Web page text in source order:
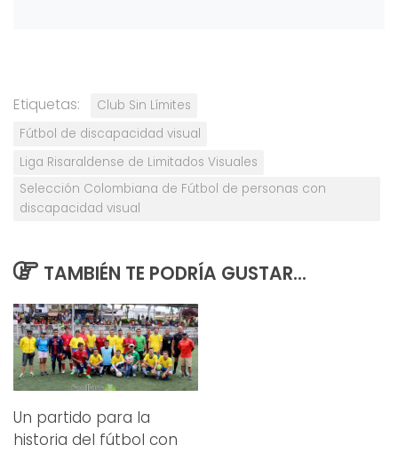
Etiquetas:
Club Sin Límites
Fútbol de discapacidad visual
Liga Risaraldense de Limitados Visuales
Selección Colombiana de Fútbol de personas con
discapacidad visual
TAMBIÉN TE PODRÍA GUSTAR...
Un partido para la
historia del fútbol con